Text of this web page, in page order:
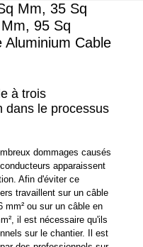
Mm, 35 Sq
95 Sq
Cable
à trois
dans le processus
dommages causés
apparaissent
Afin d'éviter ce
travaillent sur un câble
mm² ou sur un câble en
il est nécessaire qu'ils
sur le chantier. Il est